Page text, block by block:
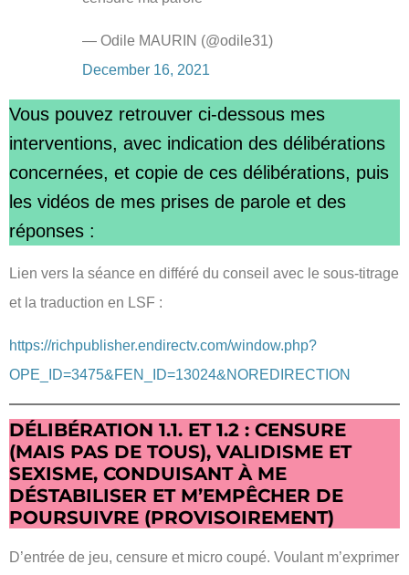
— Odile MAURIN (@odile31)
December 16, 2021
Vous pouvez retrouver ci-dessous mes
interventions, avec indication des délibérations
concernées, et copie de ces délibérations, puis
les vidéos de mes prises de parole et des
réponses :
Lien vers la séance en différé du conseil avec le sous-titrage
et la traduction en LSF :
https://richpublisher.endirectv.com/window.php?
OPE_ID=3475&FEN_ID=13024&NOREDIRECTION
DÉLIBÉRATION 1.1. ET 1.2 : CENSURE
(MAIS PAS DE TOUS), VALIDISME ET
SEXISME, CONDUISANT À ME
DÉSTABILISER ET M’EMPÊCHER DE
POURSUIVRE (PROVISOIREMENT)
D’entrée de jeu, censure et micro coupé. Voulant m’exprimer